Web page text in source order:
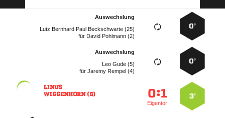
0’
Auswechslung
    
für   
0’
Auswechslung
  
für  
3’
:
Eigentor

 